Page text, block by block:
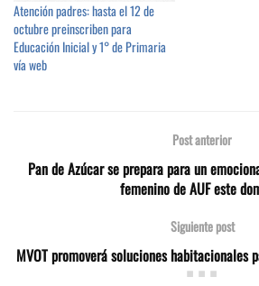
Atención padres: hasta el 12 de
octubre preinscriben para
Educación Inicial y 1° de Primaria
vía web
Post anterior
Pan de Azúcar se prepara para un
femenino de AUF este
Siguiente post
MVOT promoverá soluciones habitacionales